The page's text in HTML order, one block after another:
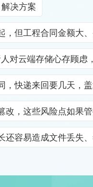
解决方案
工程合同金额
云端存储心存
快递来回要几天
这些风险点如
易造成文件丢